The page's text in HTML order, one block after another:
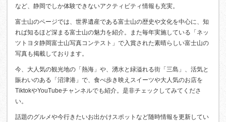
など、静岡でしか体験できないアクティビティ情報も充実。
富士山のページでは、世界遺産である富士山の歴史や文化を中心に、知
れば知るほど深まる富士山の魅力を紹介。また毎年実施している「ネッ
ツトヨタ静岡富士山写真コンテスト」で入賞された素晴らしい富士山の
写真も掲載しております。
今、大人気の観光地の「熱海」や、湧水と緑溢れる街「三島」、活気と
賑わいのある「沼津港」で、食べ歩き映えスイーツや大人気のお店を
TiktokやYouTubeチャンネルでも紹介。是非チェックしてみてくださ
い。
話題のグルメや今行きたいお出かけスポットなど随時情報を更新してい